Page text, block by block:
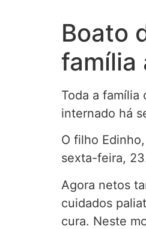
Boato
família
Toda a
internado há
O filho
sexta-feira,
Agora netos
cuidados
cura. Neste